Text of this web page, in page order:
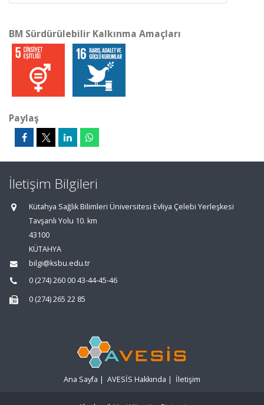
BM Sürdürülebilir Kalkınma Amaçları
Paylaş
İletişim Bilgileri
Kütahya Sağlık Bilimleri Üniversitesi Evliya Çelebi Yerleşkesi
Tavşanlı Yolu 10. km
43100
KÜTAHYA
bilgi@ksbu.edu.tr
0 (274) 260 00 43-44-45-46
0 (274) 265 22 85
Ana Sayfa | AVESİS Hakkında | İletişim